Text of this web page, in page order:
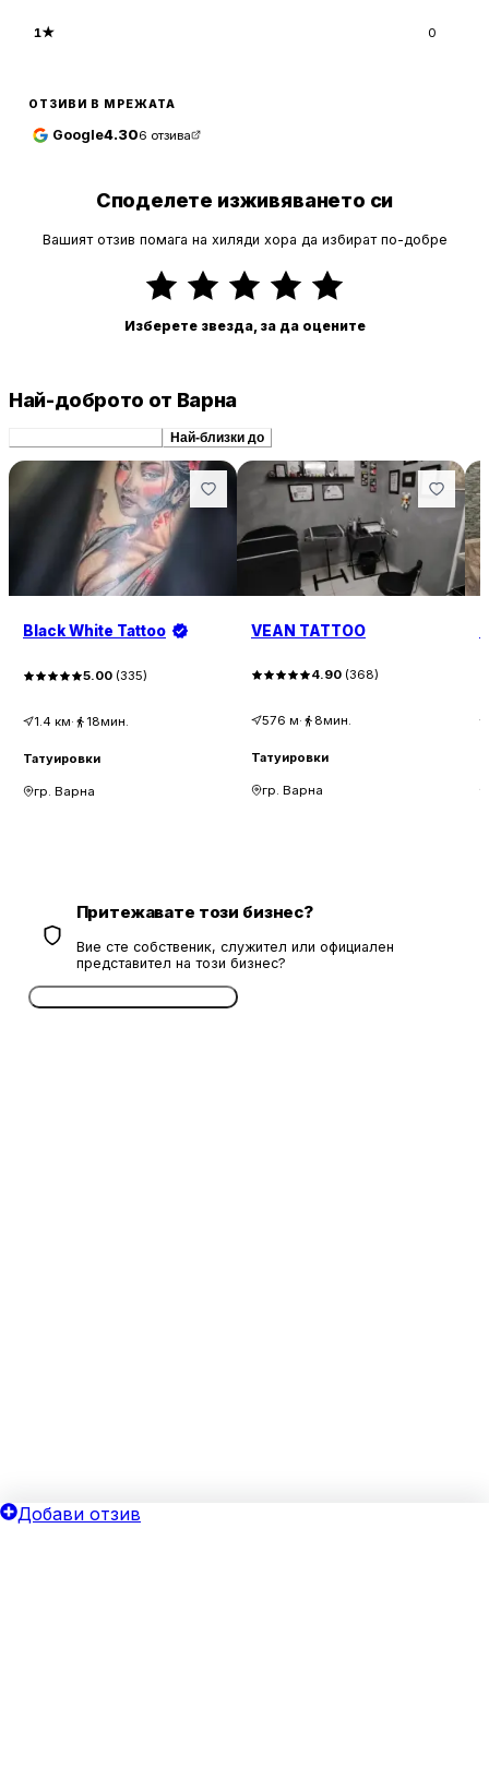
1★ 0
ОТЗИВИ В МРЕЖАТА
Google4.306 отзива
Споделете изживяването си
Вашият отзив помага на хиляди хора да избират по-добре
Изберете звезда, за да оцените
Най-доброто от Варна
Най-близки до
Black White Tattoo
5.00 (335)
1.4 км· 18мин.
Татуировки
гр. Варна
VEAN TATTOO
4.90 (368)
576 м· 8мин.
Татуировки
гр. Варна
Притежавате този бизнес?
Вие сте собственик, служител или официален
представител на този бизнес?
Добави отзив